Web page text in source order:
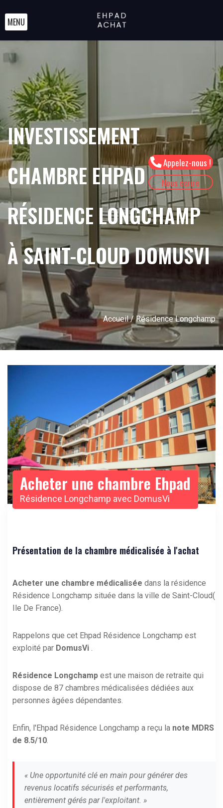
Appelez-nous !
Nous écrire
MENU
INVESTISSEMENT
CHAMBRE EHPAD
RÉSIDENCE LONGCHAMP
À SAINT-CLOUD DOMUSVI
Accueil/ Résidence Longchamp
Acheter une chambre Ehpad
Résidence Longchamp avec DomusVi
Présentation de la chambre médicalisée à l'achat
Acheter une chambre médicalisée dans la résidence
Résidence Longchamp située dans la ville de Saint-Cloud(
Ile De France).
Rappelons que cet Ehpad Résidence Longchamp est
exploité par DomusVi .
Résidence Longchamp est une maison de retraite qui
dispose de 87 chambres médicalisées dédiées aux
personnes âgées dépendantes.
Enfin, l'Ehpad Résidence Longchamp a reçu la note MDRS
de 8.5/10.
« Une opportunité clé en main pour générer des
revenus locatifs sécurisés et performants,
entièrement gérés par l'exploitant. »